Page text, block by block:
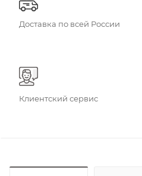
Доставка по всей России
Клиентский сервис